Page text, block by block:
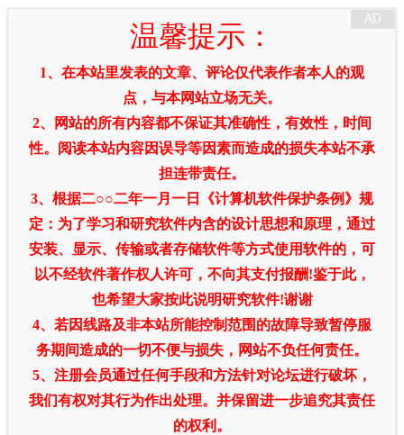
温馨提示：
1、在本站里发表的文章、评论仅代表作者本人的观
点，与本网站立场无关。
2、网站的所有内容都不保证其准确性，有效性，时间
性。阅读本站内容因误导等因素而造成的损失本站不承
担连带责任。
3、根据二○○二年一月一日《计算机软件保护条例》规
定：为了学习和研究软件内含的设计思想和原理，通过
安装、显示、传输或者存储软件等方式使用软件的，可
以不经软件著作权人许可，不向其支付报酬!鉴于此，
也希望大家按此说明研究软件!谢谢
4、若因线路及非本站所能控制范围的故障导致暂停服
务期间造成的一切不便与损失，网站不负任何责任。
5、注册会员通过任何手段和方法针对论坛进行破坏，
我们有权对其行为作出处理。并保留进一步追究其责任
的权利。